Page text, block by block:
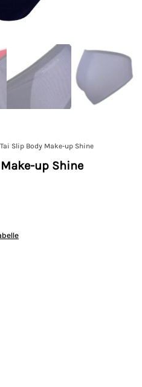
Slip Body Make-up Shine
up Shine